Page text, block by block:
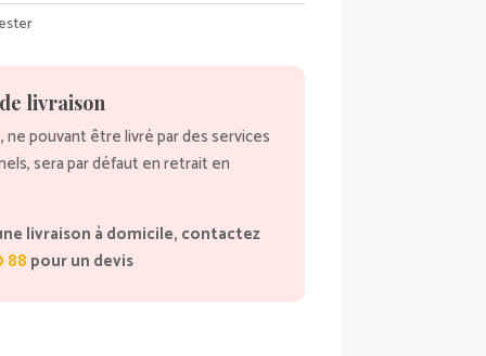
livraison
pouvant être livré par des services
sera par défaut en retrait en
livraison à domicile, contactez
88pour un devis